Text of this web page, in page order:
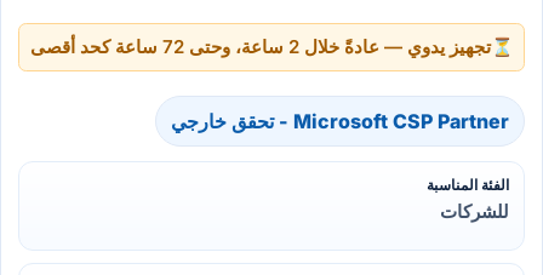
⏳تجهيز يدوي — عادةً خلال 2 ساعة، وحتى 72 ساعة كحد أقصى
Microsoft CSP Partner - تحقق خارجي
الفئة المناسبة
للشركات